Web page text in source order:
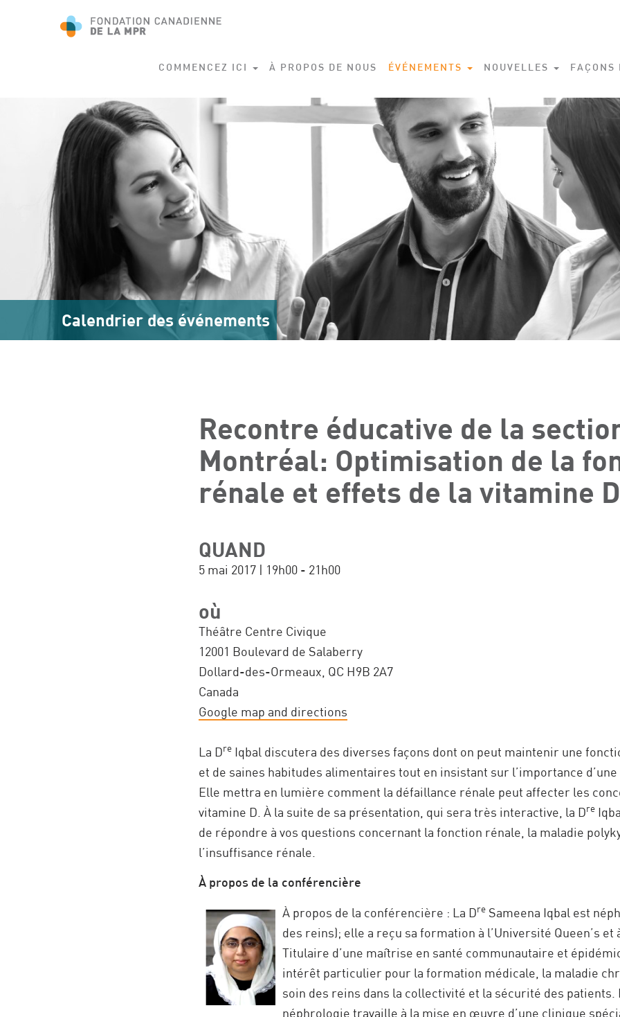
COMMENCEZ ICI À PROPOS DE NOUS ÉVÉNEMENTS NOUVELLES FAÇONS
Calendrier des événements
Recontre éducative de la
Montréal: Optimisation de la
rénale et effets de la vitamine D
QUAND
5 mai 2017 | 19h00 - 21h00
où
Théâtre Centre Civique
12001 Boulevard de Salaberry
Dollard-des-Ormeaux, QC H9B 2A7
Canada
Google map and directions
La Dre Iqbal discutera des diverses façons dont on peut maintenir une
et de saines habitudes alimentaires tout en insistant sur l’importance d’une
Elle mettra en lumière comment la défaillance rénale peut affecter les
vitamine D. À la suite de sa présentation, qui sera très interactive, la Dre
de répondre à vos questions concernant la fonction rénale, la maladie
l’insuffisance rénale.
À propos de la conférencière
À propos de la conférencière : La Dre Sameena Iqbal est
des reins); elle a reçu sa formation à l’Université Queen’s et
Titulaire d’une maîtrise en santé communautaire et
intérêt particulier pour la formation médicale, la maladie
soin des reins dans la collectivité et la sécurité des patients.
néphrologie travaille à la mise en œuvre d’une clinique